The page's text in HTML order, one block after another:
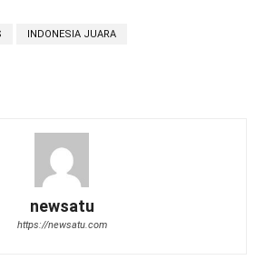
INDONESIA JUARA
newsatu
https://newsatu.com